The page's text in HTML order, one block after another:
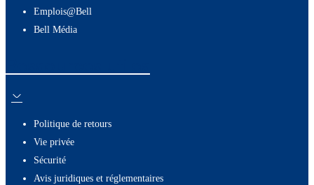
Emplois@Bell
Bell Média
Politique de retours
Vie privée
Sécurité
Avis juridiques et réglementaires